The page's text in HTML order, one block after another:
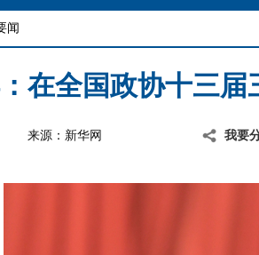
闻
在全国政协十三
来源：新华网 我要